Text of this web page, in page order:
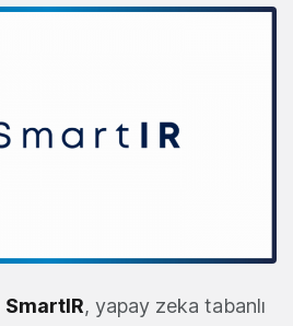
SmartIR, yapay zeka tabanlı